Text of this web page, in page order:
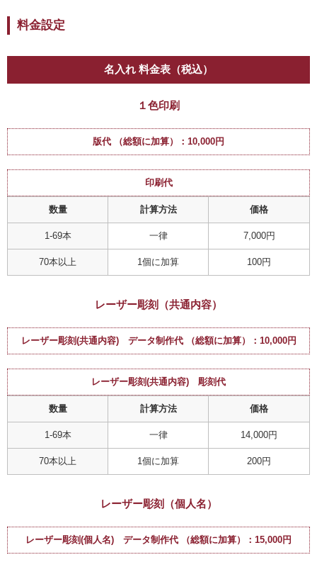
料金設定
名入れ 料金表（税込）
１色印刷
版代 （総額に加算）：10,000円
印刷代
数量 計算方法 価格
1-69本 一律 7,000円
70本以上 1個に加算 100円
レーザー彫刻（共通内容）
レーザー彫刻(共通内容) データ制作代 （総額に加算）：10,000円
レーザー彫刻(共通内容) 彫刻代
数量 計算方法 価格
1-69本 一律 14,000円
70本以上 1個に加算 200円
レーザー彫刻（個人名）
レーザー彫刻(個人名) データ制作代 （総額に加算）：15,000円